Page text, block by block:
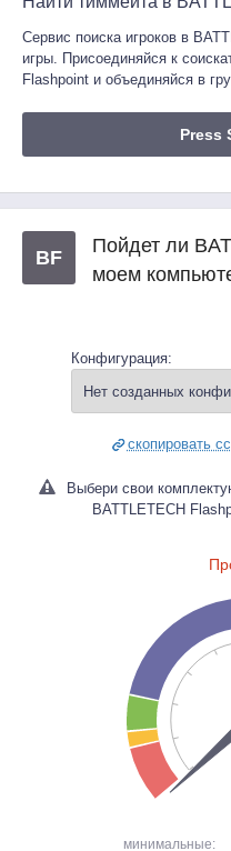
Сервис поиска игроков в
игры. Присоединяйся к
Flashpoint и объединяйся в
Press
BF
Пойдет ли
моем
Конфигурация:
скопировать
Выбери свои
BATTLETECH
минимальные: